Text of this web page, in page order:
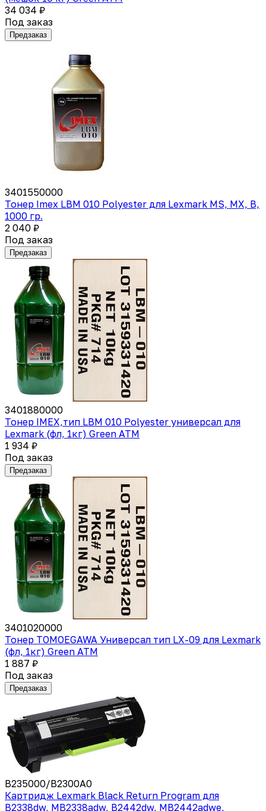
34 034 ₽
Под заказ
Предзаказ
3401550000
Тонер Imex LBM 010 Polyester для Lexmark MS, MX, B,
1000 гр.
2 040 ₽
Под заказ
Предзаказ
3401880000
Тонер IMEX,тип LBM 010 Polyester универсал для
Lexmark (фл, 1кг) Green ATM
1 934 ₽
Под заказ
Предзаказ
3401020000
Тонер TOMOEGAWA Универсал тип LX-09 для Lexmark
(фл, 1кг) Green ATM
1 887 ₽
Под заказ
Предзаказ
B235000/B2300A0
Картридж Lexmark Black Return Program для
B2338dw, MB2338adw, B2442dw, MB2442adwe,